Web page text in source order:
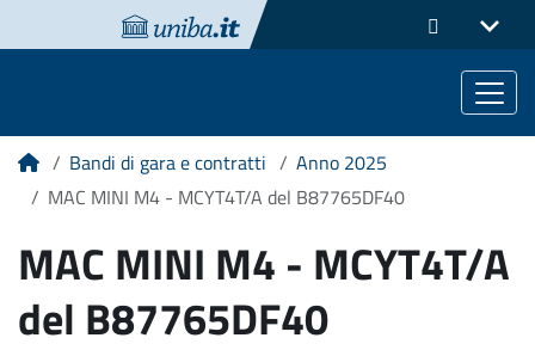
HomeBandi di gara e contratti
Anno 2025
MAC MINI M4 - MCYT4T/A del B87765DF40
MAC MINI M4 - MCYT4T/A
del B87765DF40